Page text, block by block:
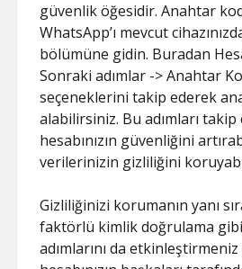
güvenlik öğesidir. Anahtar
WhatsApp’ı mevcut
bölümüne gidin. Buradan
Sonraki adımlar -> Anahtar
seçeneklerini takip ederek
alabilirsiniz. Bu adımları takip
hesabınızın güvenliğini
verilerinizin gizliliğini
Gizliliğinizi korumanın yanı
faktörlü kimlik doğrulama
adımlarını da